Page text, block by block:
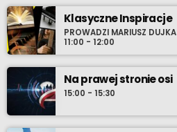
Klasyczne Inspiracje
PROWADZI MARIUSZ DUJKA
11:00 - 12:00
Na prawej stronie osi
15:00 - 15:30